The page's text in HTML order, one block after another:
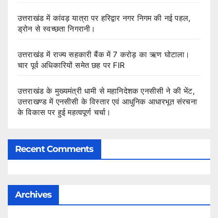
उत्तराखंड में कांवड़ यात्रा पर हरिद्वार नगर निगम की नई पहल,
ड्रोन से स्वच्छता निगरानी।
उत्तराखंड में राज्य सहकारी बैंक में 7 करोड़ का ऋण घोटाला।
चार पूर्व अधिकारियों समेत छह पर FIR
उत्तराखंड के मुख्यमंत्री धामी से महानिदेशक एनसीसी ने की भेंट,
उत्तराखण्ड में एनसीसी के विस्तार एवं आधुनिक आधारभूत संरचना
के विकास पर हुई महत्वपूर्ण चर्चा।
Recent Comments
Archives